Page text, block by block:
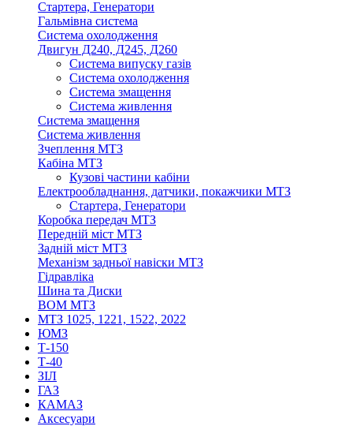
Стартера, Генератори
Гальмівна система
Система охолодження
Двигун Д240, Д245, Д260
Система випуску газів
Система охолодження
Система змащення
Система живлення
Система змащення
Система живлення
Зчеплення МТЗ
Кабіна МТЗ
Кузові частини кабіни
Електрообладнання, датчики, покажчики МТЗ
Стартера, Генератори
Коробка передач МТЗ
Передній міст МТЗ
Задній міст МТЗ
Механізм задньої навіски МТЗ
Гідравліка
Шина та Диски
ВОМ МТЗ
МТЗ 1025, 1221, 1522, 2022
ЮМЗ
Т-150
Т-40
ЗІЛ
ГАЗ
КАМАЗ
Аксесуари